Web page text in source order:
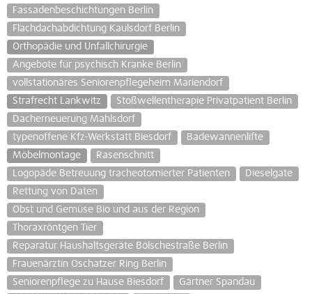
Fassadenbeschichtungen Berlin
Flachdachabdichtung Kaulsdorf Berlin
Orthopädie und Unfallchirurgie
Angebote für psychisch Kranke Berlin
vollstationäres Seniorenpflegeheim Mariendorf
Strafrecht Lankwitz
Stoßwellentherapie Privatpatient Berlin
Dacherneuerung Mahlsdorf
typenoffene Kfz-Werkstatt Biesdorf
Badewannenlifte
Möbelmontage
Rasenschnitt
Logopäde Betreuung tracheotomierter Patienten
Dieselgate
Rettung von Daten
Obst und Gemüse Bio und aus der Region
Thoraxröntgen Tier
Reparatur Haushaltsgeräte Bölschestraße Berlin
Frauenärztin Oschatzer Ring Berlin
Seniorenpflege zu Hause Biesdorf
Gärtner Spandau